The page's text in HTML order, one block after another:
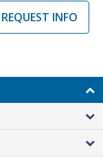
REQUEST INFO